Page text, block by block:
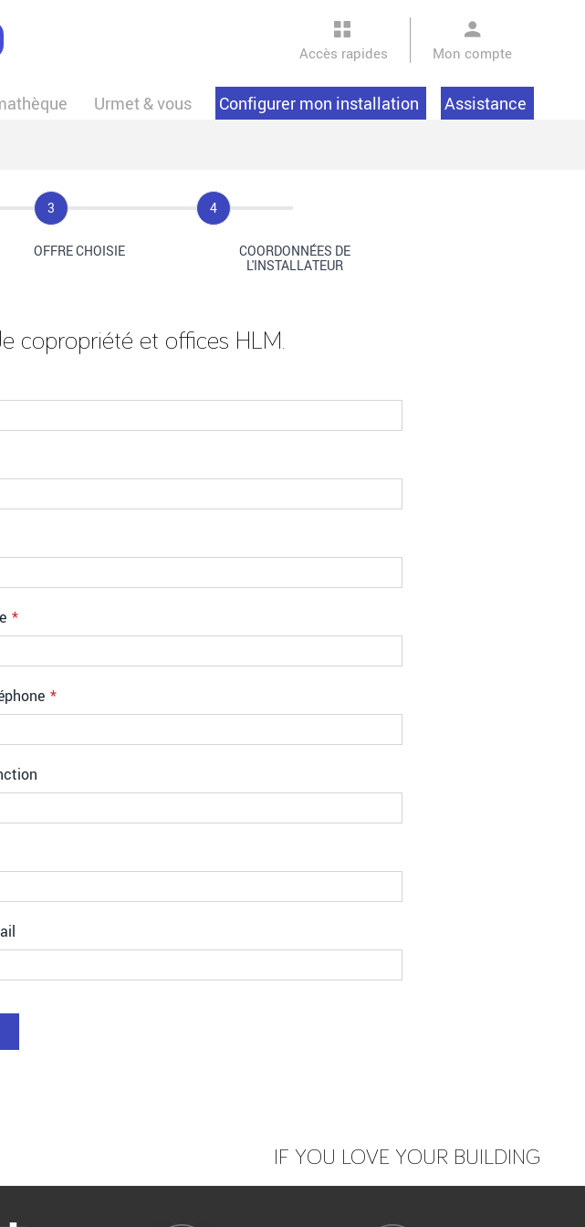
Accès rapides Mon compte
Urmet & vous Configurer mon installation Assistance
Step
3
OFFRE CHOISIE
Step
4
COORDONNÉES DE
L'INSTALLATEUR
copropriété et offices HLM.
IF YOU LOVE YOUR BUILDING